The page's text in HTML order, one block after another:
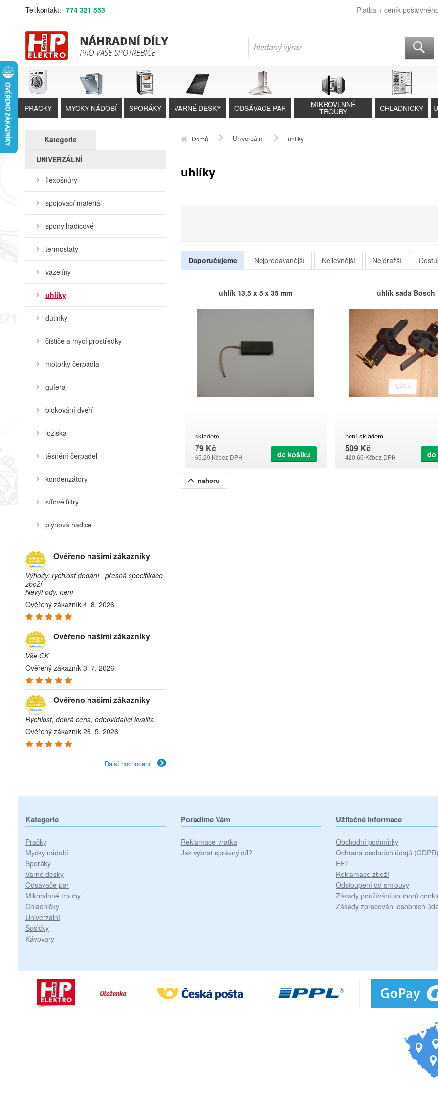
Tel.kontakt: 774 321 553 Platba + ceník poštovného
PRAČKY MYČKY NÁDOBÍ SPORÁKY VARNÉ DESKY ODSÁVAČE PAR MIKROVLNNÉ
TROUBY CHLADNIČKY
Kategorie
UNIVERZÁLNÍ
flexošňůry
spojovací materiál
spony hadicové
termostaty
vazelíny
uhlíky
dutinky
čističe a mycí prostředky
motorky čerpadla
gufera
blokování dveří
ložiska
těsnění čerpadel
kondenzátory
síťové filtry
plynová hadice
Ověřeno našimi zákazníky
Výhody: rychlost dodání , přesná specifikace
zboží
Nevýhody: není
Ověřený zákazník 4. 8. 2026
Ověřeno našimi zákazníky
Vše OK
Ověřený zákazník 3. 7. 2026
Ověřeno našimi zákazníky
Rychlost, dobrá cena, odpovídající kvalita.
Ověřený zákazník 26. 5. 2026
Další hodnocení
Domů Univerzální uhlíky
uhlíky
Doporučujeme Nejprodávanější Nejlevnější Nejdražší
uhlík 13,5 x 5 x 35 mm
skladem
79 Kč
65,29 Kčbez DPH do košíku
uhlík sada Bosch
není skladem
509 Kč
420,66 Kčbez DPH do
nahoru
Kategorie
Pračky
Myčky nádobí
Sporáky
Varné desky
Odsávače par
Mikrovlnné trouby
Chladničky
Univerzální
Sušičky
Kávovary
Poradíme Vám
Reklamace-vratka
Jak vybrat správný díl?
Užitečné informace
Obchodní podmínky
Ochrana osobních údajů (GDPR)
EET
Reklamace zboží
Odstoupení od smlouvy
Zásady používání souborů
Zásady zpracování osobních